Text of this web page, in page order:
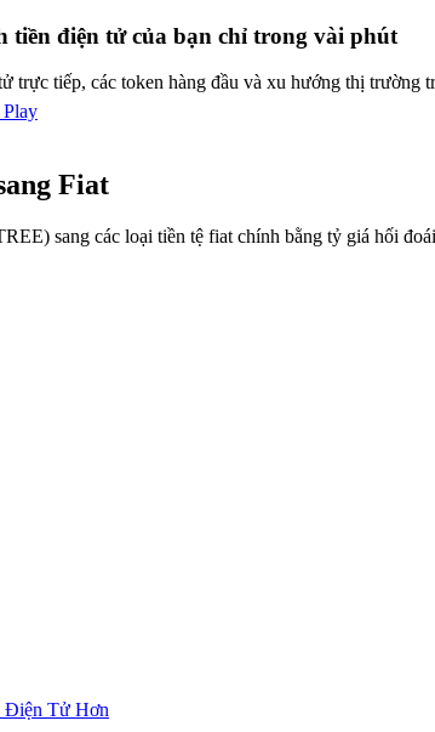
bạn tăng giá trị đều đặn
tiền điện tử của bạn chỉ trong vài phút
trực tiếp, các token hàng đầu và xu hướng thị trường
Fiat
sang các loại tiền tệ fiat chính bằng tỷ giá hối
Điện Tử Hơn